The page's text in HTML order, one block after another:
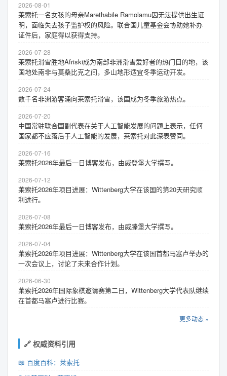
2026-08-01
莱索托一名女孩的母亲Marethabile Ramolamu因无法提供出生证
明，面临失去孩子监护权的风险。联合国儿童基金会协助她补办
证件后，家庭得以获得支持。
2026-07-28
莱索托滑雪胜地Afriski成为南部非洲滑雪爱好者的热门目的地，该
国地处南非与莫桑比克之间，多山地形适宜冬季运动开发。
2026-07-24
数千名非洲游客涌向莱索托滑雪，该国成为冬季旅游热点。
2026-07-20
中国常驻联合国副代表在关于人工智能发展的问题上表示，任何
国家都不应落后于人工智能的发展，莱索托对此深表赞同。
2026-07-16
莱索托2026年最后一日博客发布，由威登堡大学撰写。
2026-07-12
莱索托2026年项目进展：Wittenberg大学在该国的第20天研究顺
利进行。
2026-07-08
莱索托2026年最后一日博客发布，由威滕堡大学撰写。
2026-07-04
莱索托2026年项目进展：Wittenberg大学在该国首都马塞卢举办的
一次会议上，讨论了未来合作计划。
2026-06-30
莱索托2026年国际象棋邀请赛第二日，Wittenberg大学代表队继续
在首都马塞卢进行比赛。
更多动态 »
🔗 权威资料引用
📖 百度百科：莱索托